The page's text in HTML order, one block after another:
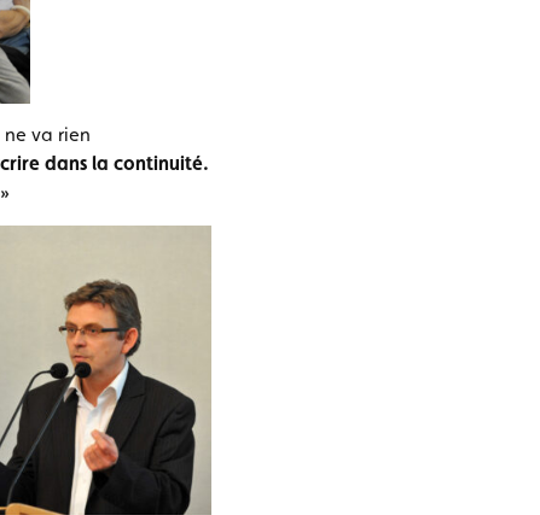
va rien
dans la continuité.